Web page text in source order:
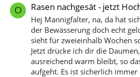
O Rasen nachgesät - jetzt
Hej Mannigfalter, na, da hat
der Bewässerung doch echt
sieht für zweieinhalb Wochen
Jetzt drücke ich dir die
ausreichend warm bleibt, so
aufgeht. Es ist sicherlich immer